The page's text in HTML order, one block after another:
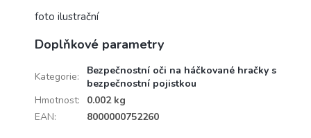
foto ilustrační
Doplňkové parametry
Kategorie:
Bezpečnostní oči na háčkované hračky s
bezpečnostní pojistkou
Hmotnost:
0.002 kg
EAN: 8000000752260